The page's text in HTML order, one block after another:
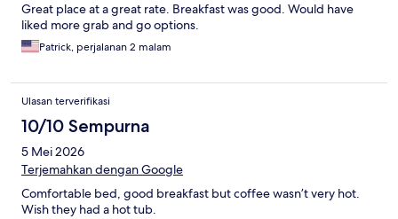
Great place at a great rate. Breakfast was good. Would have
liked more grab and go options.
Patrick, perjalanan 2 malam
Ulasan terverifikasi
10/10 Sempurna
5 Mei 2026
Terjemahkan dengan Google
Comfortable bed, good breakfast but coffee wasn’t very hot.
Wish they had a hot tub.